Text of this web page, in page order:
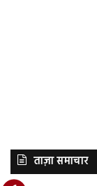
ताज़ा समाचार